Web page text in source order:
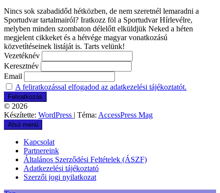
Nincs sok szabadidőd hétközben, de nem szeretnél lemaradni a
Sportudvar tartalmairól? Iratkozz föl a Sportudvar Hírlevélre,
melyben minden szombaton délelőtt elküldjük Neked a héten
megjelent cikkeket és a hétvége magyar vonatkozású
közvetítéseinek listáját is. Tarts velünk!
Vezetéknév
Keresztnév
Email
A feliratkozással elfogadod az adatkezelési tájékoztatót.
© 2026
Készítette: WordPress | Téma: AccessPress Mag
Alsó menü
Kapcsolat
Partnereink
Általános Szerződési Feltételek (ÁSZF)
Adatkezelési tájékoztató
Szerzői jogi nyilatkozat